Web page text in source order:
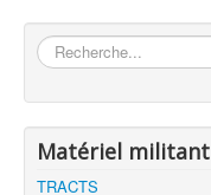
Rechercher
Matériel militant
TRACTS